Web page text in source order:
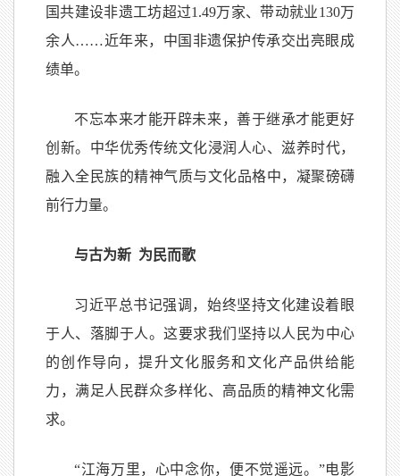
国共建设非遗工坊超过1.49万家、带动就业130万
余人……近年来，中国非遗保护传承交出亮眼成
绩单。
不忘本来才能开辟未来，善于继承才能更好
创新。中华优秀传统文化浸润人心、滋养时代，
融入全民族的精神气质与文化品格中，凝聚磅礴
前行力量。
与古为新 为民而歌
习近平总书记强调，始终坚持文化建设着眼
于人、落脚于人。这要求我们坚持以人民为中心
的创作导向，提升文化服务和文化产品供给能
力，满足人民群众多样化、高品质的精神文化需
求。
“江海万里，心中念你，便不觉遥远。”电影